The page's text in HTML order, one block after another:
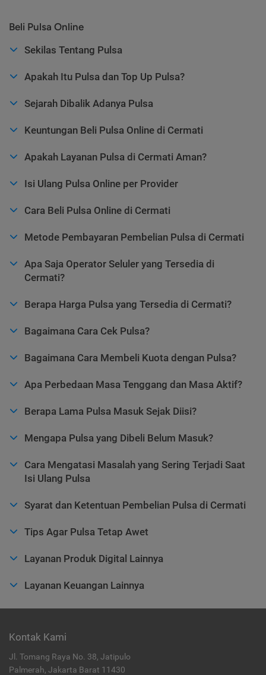
Beli Pulsa Online
Sekilas Tentang Pulsa
Apakah Itu Pulsa dan Top Up Pulsa?
Sejarah Dibalik Adanya Pulsa
Keuntungan Beli Pulsa Online di Cermati
Apakah Layanan Pulsa di Cermati Aman?
Isi Ulang Pulsa Online per Provider
Cara Beli Pulsa Online di Cermati
Metode Pembayaran Pembelian Pulsa di Cermati
Apa Saja Operator Seluler yang Tersedia di
Cermati?
Berapa Harga Pulsa yang Tersedia di Cermati?
Bagaimana Cara Cek Pulsa?
Bagaimana Cara Membeli Kuota dengan Pulsa?
Apa Perbedaan Masa Tenggang dan Masa Aktif?
Berapa Lama Pulsa Masuk Sejak Diisi?
Mengapa Pulsa yang Dibeli Belum Masuk?
Cara Mengatasi Masalah yang Sering Terjadi Saat
Isi Ulang Pulsa
Syarat dan Ketentuan Pembelian Pulsa di Cermati
Tips Agar Pulsa Tetap Awet
Layanan Produk Digital Lainnya
Layanan Keuangan Lainnya
Kontak Kami
Jl. Tomang Raya No. 38, Jatipulo
Palmerah, Jakarta Barat 11430